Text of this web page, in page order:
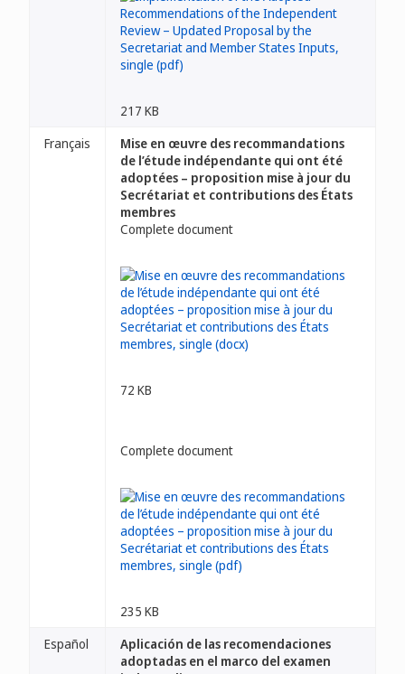
217 KB
Français
Mise en œuvre des recommandations
de l’étude indépendante qui ont été
adoptées – proposition mise à jour du
Secrétariat et contributions des États
membres
Complete document
72 KB
Complete document
235 KB
Español
Aplicación de las recomendaciones
adoptadas en el marco del examen